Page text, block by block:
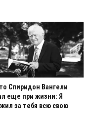
Спиридон Вангели
еще при жизни: Я
за тебя всю свою